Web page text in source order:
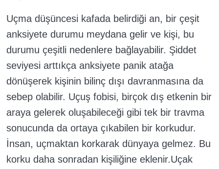
Uçma düşüncesi kafada belirdiği an, bir çeşit
anksiyete durumu meydana gelir ve kişi, bu
durumu çeşitli nedenlere bağlayabilir. Şiddet
seviyesi arttıkça anksiyete panik atağa
dönüşerek kişinin bilinç dışı davranmasına da
sebep olabilir. Uçuş fobisi, birçok dış etkenin bir
araya gelerek oluşabileceği gibi tek bir travma
sonucunda da ortaya çıkabilen bir korkudur.
İnsan, uçmaktan korkarak dünyaya gelmez. Bu
korku daha sonradan kişiliğine eklenir.Uçak